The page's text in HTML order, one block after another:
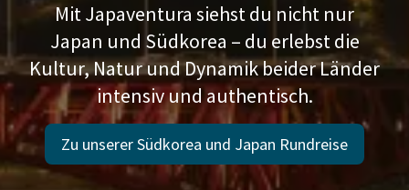
Mit Japaventura siehst du nicht nur
Japan und Südkorea – du erlebst die
Kultur, Natur und Dynamik beider Länder
intensiv und authentisch.
Zu unserer Südkorea und Japan Rundreise